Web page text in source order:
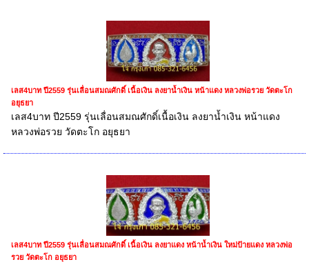
เลส4บาท ปี2559 รุ่นเลื่อนสมณศักดิ์ เนื้อเงิน ลงยาน้ำเงิน หน้าแดง หลวงพ่อรวย วัดตะโก
อยุธยา
เลส4บาท ปี2559 รุ่นเลื่อนสมณศักดิ์เนื้อเงิน ลงยาน้ำเงิน หน้าแดง
หลวงพ่อรวย วัดตะโก อยุธยา
เลส4บาท ปี2559 รุ่นเลื่อนสมณศักดิ์ เนื้อเงิน ลงยาแดง หน้าน้ำเงิน ใหม่ป้ายแดง หลวงพ่อ
รวย วัดตะโก อยุธยา